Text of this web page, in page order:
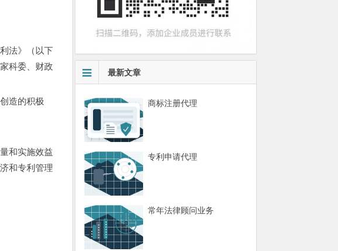
法》（以下
科委、财政
造的积极
和实施效益
和专利管理
最新文章
商标注册代理
专利申请代理
常年法律顾问业务